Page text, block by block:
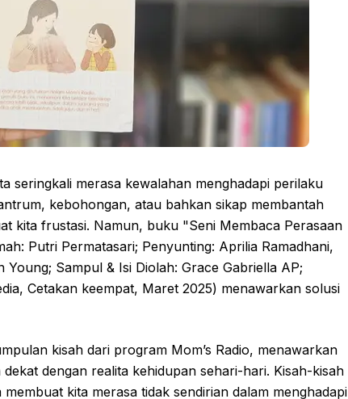
seringkali merasa kewalahan menghadapi perilaku
kebohongan, atau bahkan sikap membantah
kita frustasi. Namun, buku "Seni Membaca Perasaan
Putri Permatasari; Penyunting: Aprilia Ramadhani,
Sampul & Isi Diolah: Grace Gabriella AP;
Cetakan keempat, Maret 2025) menawarkan solusi
kisah dari program Mom’s Radio, menawarkan
dengan realita kehidupan sehari-hari. Kisah-kisah
kita merasa tidak sendirian dalam menghadapi